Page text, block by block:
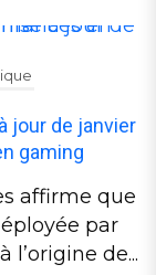
jour de janvier
gaming
affirme que
par
l’origine de...